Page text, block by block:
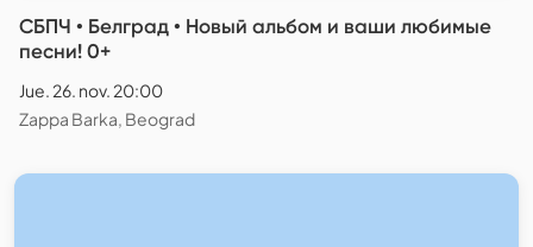
СБПЧ • Белград • Новый альбом и ваши любимые
песни! 0+
Jue. 26. nov. 20:00
Zappa Barka, Beograd